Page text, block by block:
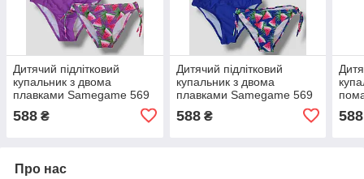
Дитячий підлітковий
купальник з двома
плавками Samegame 569
фіолетовий 34 36 38 40 42
розмір
588 ₴
Дитячий підлітковий
купальник з двома
плавками Samegame 569
розмір
588₴ 588
Про нас